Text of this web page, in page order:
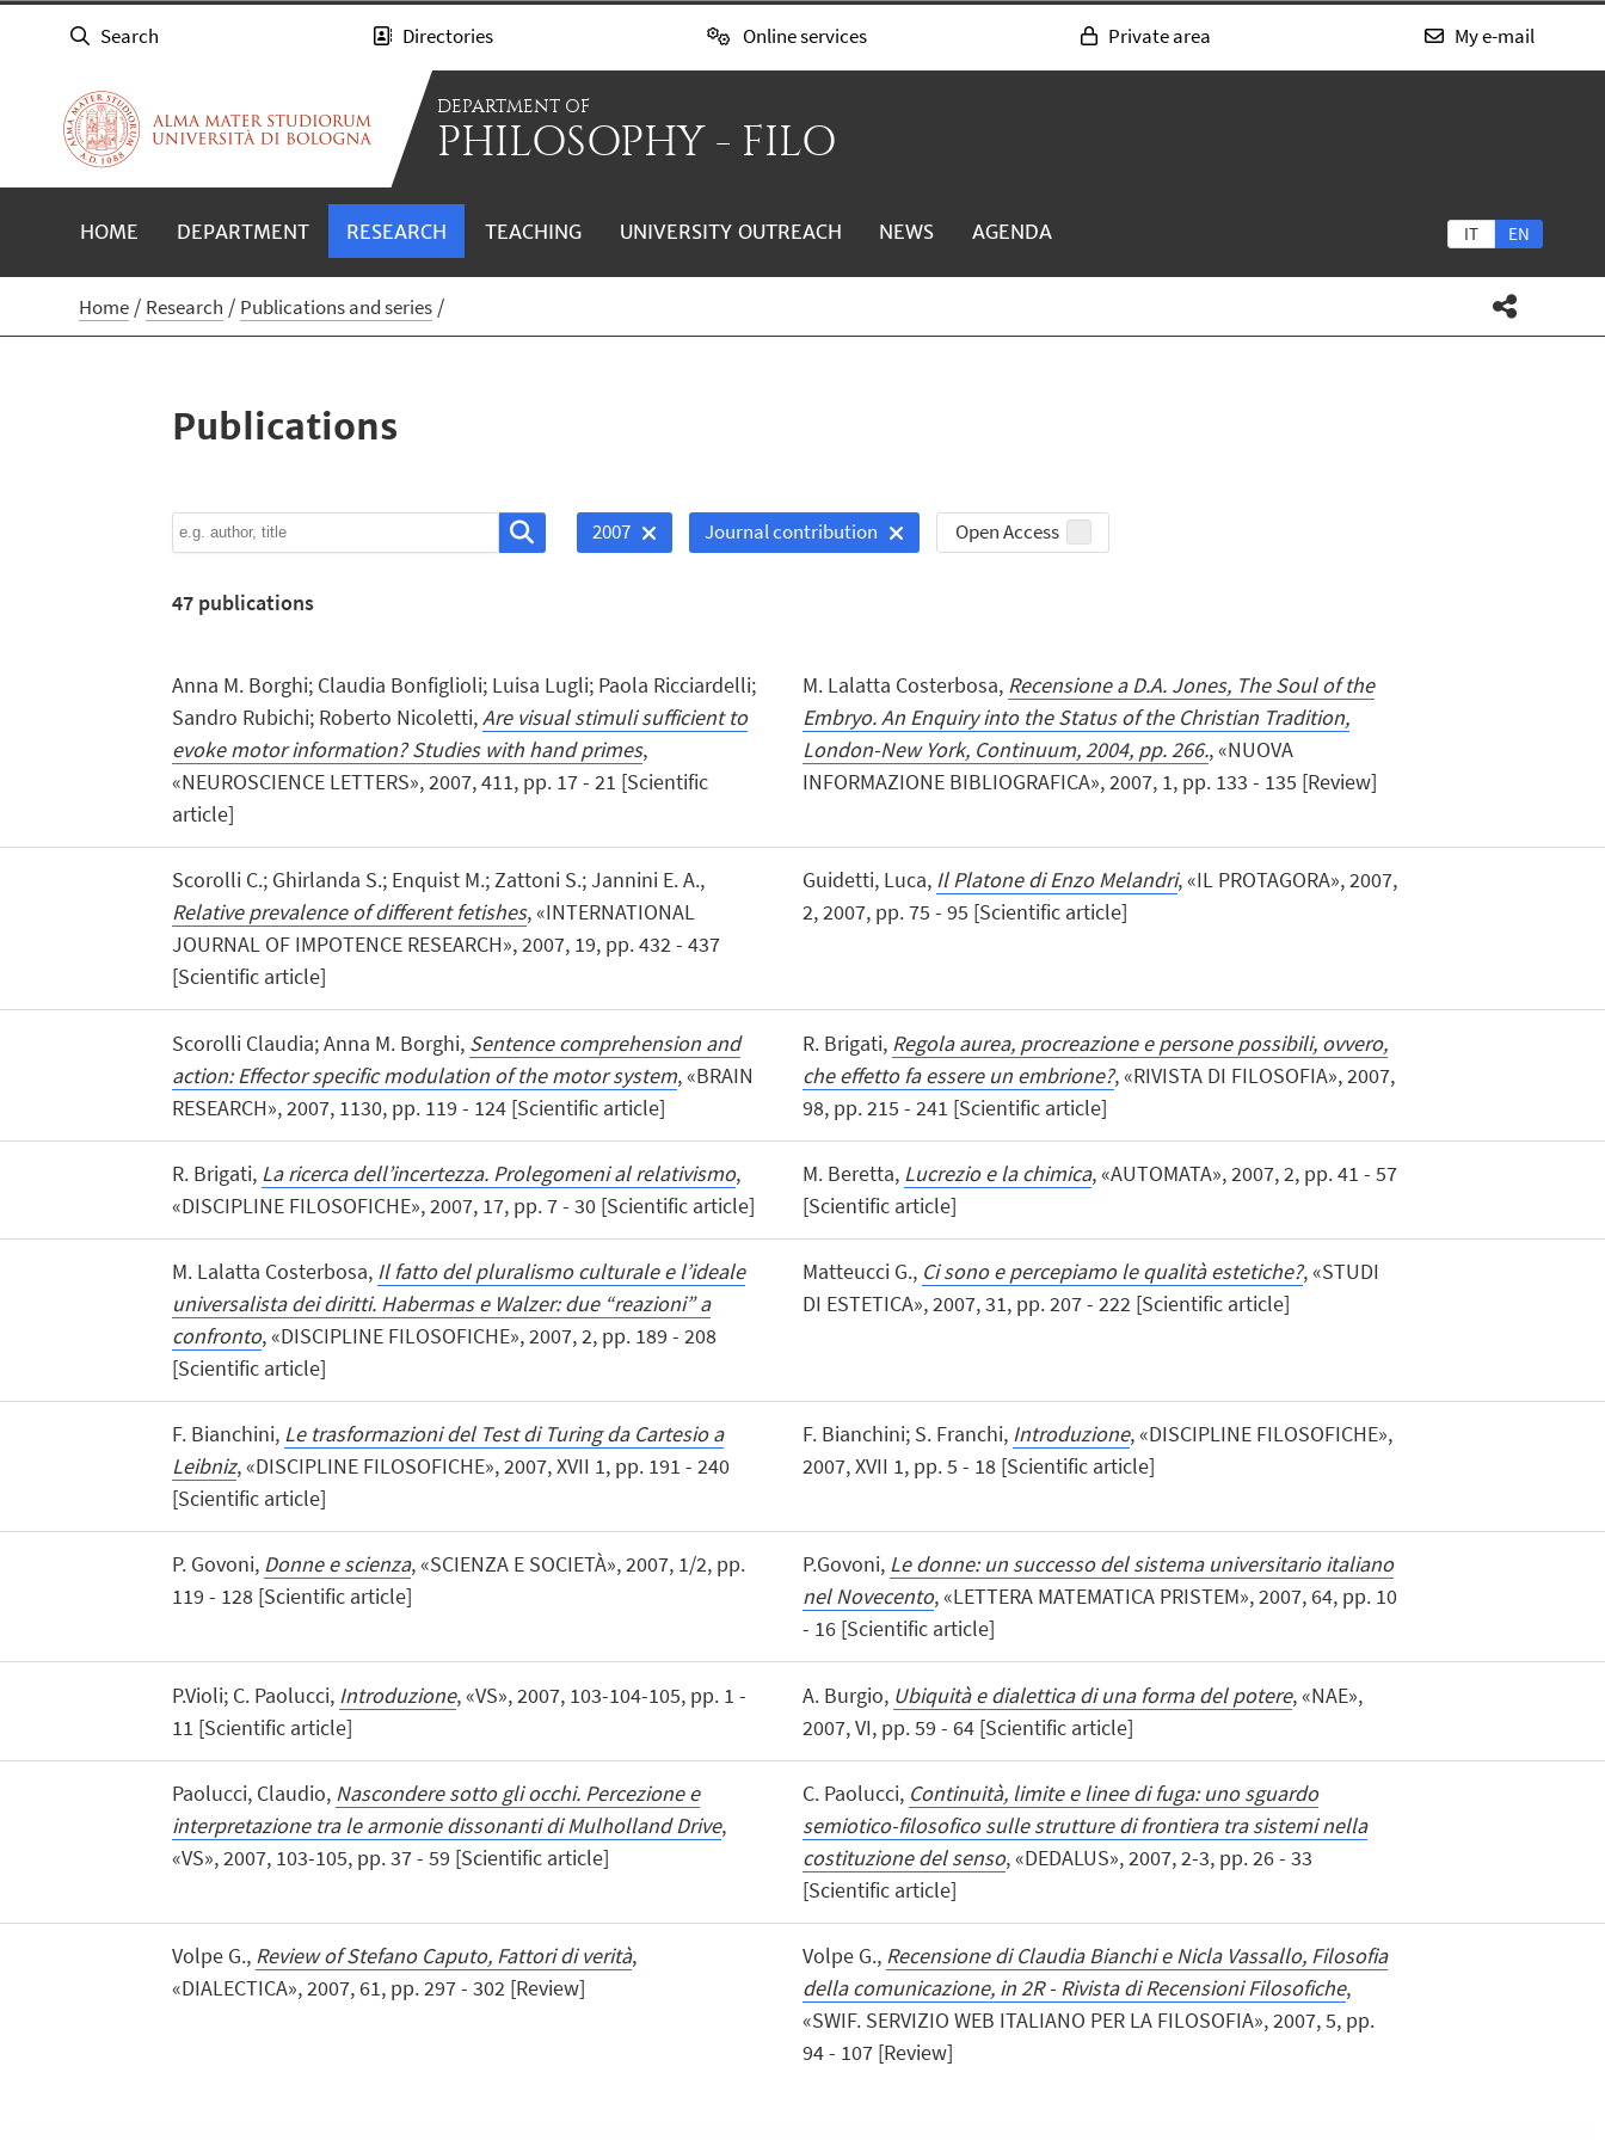
Search Directories Online services Private area My e-mail
DEPARTMENT OF
PHILOSOPHY - FILO
IT EN
HOME DEPARTMENT RESEARCH TEACHING UNIVERSITY OUTREACH NEWS AGENDA
Home Research Publications and series
Publications
2007 Journal contribution Open Access
47publications
Anna M. Borghi; Claudia Bonfiglioli; Luisa Lugli; Paola Ricciardelli;
Sandro Rubichi; Roberto Nicoletti,Are visual stimuli sufficient to
evoke motor information? Studies with hand primes,
«NEUROSCIENCE LETTERS», 2007, 411, pp. 17 - 21 [Scientific
article]
M. Lalatta Costerbosa, Recensione a D.A. Jones, The Soul of the
Embryo. An Enquiry into the Status of the Christian Tradition,
London-New York, Continuum, 2004, pp. 266., «NUOVA
INFORMAZIONE BIBLIOGRAFICA», 2007, 1, pp. 133 - 135 [Review]
Scorolli C.; Ghirlanda S.; Enquist M.; Zattoni S.; Jannini E. A.,
Relative prevalence of different fetishes, «INTERNATIONAL
JOURNAL OF IMPOTENCE RESEARCH», 2007, 19, pp. 432 - 437
[Scientific article]
Guidetti, Luca, Il Platone di Enzo Melandri, «IL PROTAGORA», 2007,
2, 2007, pp. 75 - 95 [Scientific article]
Scorolli Claudia; Anna M. Borghi, Sentence comprehension and
action: Effector specific modulation of the motor system, «BRAIN
RESEARCH», 2007, 1130, pp. 119 - 124 [Scientific article]
R. Brigati, Regola aurea, procreazione e persone possibili, ovvero,
che effetto fa essere un embrione?, «RIVISTA DI FILOSOFIA», 2007,
98, pp. 215 - 241 [Scientific article]
R. Brigati, La ricerca dell’incertezza. Prolegomeni al relativismo,
«DISCIPLINE FILOSOFICHE», 2007, 17, pp. 7 - 30 [Scientific article]
M. Beretta, Lucrezio e la chimica, «AUTOMATA», 2007, 2, pp. 41 - 57
[Scientific article]
M. Lalatta Costerbosa, Il fatto del pluralismo culturale e l’ideale
universalista dei diritti. Habermas e Walzer: due “reazioni” a
confronto, «DISCIPLINE FILOSOFICHE», 2007, 2, pp. 189 - 208
[Scientific article]
Matteucci G., Ci sono e percepiamo le qualità estetiche?, «STUDI
DI ESTETICA», 2007, 31, pp. 207 - 222 [Scientific article]
F. Bianchini, Le trasformazioni del Test di Turing da Cartesio a
Leibniz, «DISCIPLINE FILOSOFICHE», 2007, XVII 1, pp. 191 - 240
[Scientific article]
F. Bianchini; S. Franchi, Introduzione, «DISCIPLINE FILOSOFICHE»,
2007, XVII 1, pp. 5 - 18 [Scientific article]
P. Govoni, Donne e scienza, «SCIENZA E SOCIETÀ», 2007, 1/2, pp.
119 - 128 [Scientific article]
P.Govoni, Le donne: un successo del sistema universitario italiano
nel Novecento, «LETTERA MATEMATICA PRISTEM», 2007, 64, pp. 10
- 16 [Scientific article]
P.Violi; C. Paolucci, Introduzione, «VS», 2007, 103-104-105, pp. 1 -
11 [Scientific article]
A. Burgio, Ubiquità e dialettica di una forma del potere, «NAE»,
2007, VI, pp. 59 - 64 [Scientific article]
Paolucci, Claudio, Nascondere sotto gli occhi. Percezione e
interpretazione tra le armonie dissonanti di Mulholland Drive,
«VS», 2007, 103-105, pp. 37 - 59 [Scientific article]
C. Paolucci, Continuità, limite e linee di fuga: uno sguardo
semiotico-filosofico sulle strutture di frontiera tra sistemi nella
costituzione del senso, «DEDALUS», 2007, 2-3, pp. 26 - 33
[Scientific article]
Volpe G., Review of Stefano Caputo, Fattori di verità,
«DIALECTICA», 2007, 61, pp. 297 - 302 [Review]
Volpe G., Recensione di Claudia Bianchi e Nicla Vassallo, Filosofia
della comunicazione, in 2R - Rivista di Recensioni Filosofiche,
«SWIF. SERVIZIO WEB ITALIANO PER LA FILOSOFIA», 2007, 5, pp.
94 - 107 [Review]